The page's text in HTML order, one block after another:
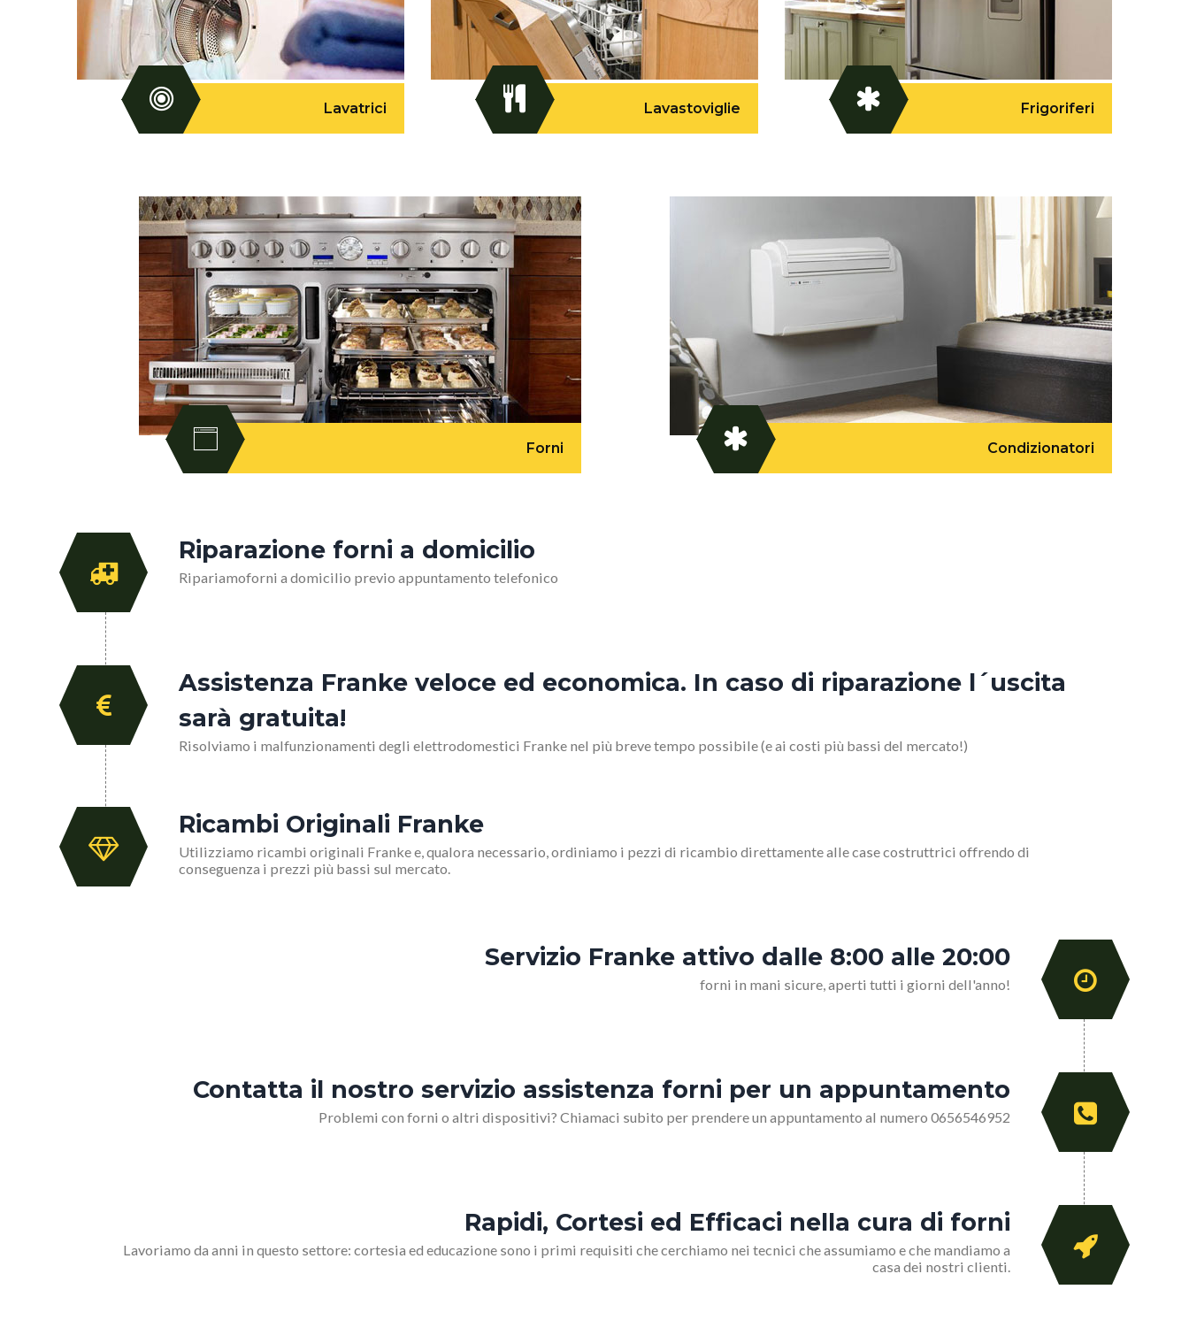
Lavatrici Lavastoviglie Frigoriferi
Forni Condizionatori
Riparazione forni a domicilio
Ripariamoforni a domicilio previo appuntamento telefonico
Assistenza Franke veloce ed economica. In caso di riparazione l´uscita
sarà gratuita!
Risolviamo i malfunzionamenti degli elettrodomestici Franke nel più breve tempo possibile (e ai costi più bassi del mercato!)
Ricambi Originali Franke
Utilizziamo ricambi originali Franke e, qualora necessario, ordiniamo i pezzi di ricambio direttamente alle case costruttrici offrendo di
conseguenza i prezzi più bassi sul mercato.
Servizio Franke attivo dalle 8:00 alle 20:00
forni in mani sicure, aperti tutti i giorni dell'anno!
Contatta il nostro servizio assistenza forni per un appuntamento
Problemi con forni o altri dispositivi? Chiamaci subito per prendere un appuntamento al numero 0656546952
Rapidi, Cortesi ed Efficaci nella cura di forni
Lavoriamo da anni in questo settore: cortesia ed educazione sono i primi requisiti che cerchiamo nei tecnici che assumiamo e che mandiamo a
casa dei nostri clienti.